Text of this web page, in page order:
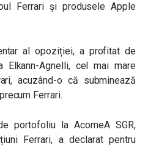
Ferrari și produsele Apple
al opoziției, a profitat de
Agnelli, cel mai mare
acuzând-o că subminează
Ferrari.
portofoliu la AcomeA SGR,
Ferrari, a declarat pentru